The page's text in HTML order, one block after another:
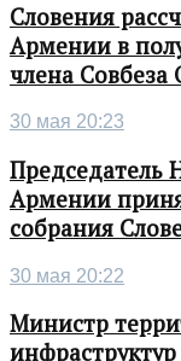
Словения
Армении в
члена
30 мая 20:23
Председатель
Армении
собрания
30 мая 20:22
Министр